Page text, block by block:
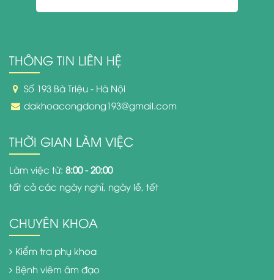
THÔNG TIN LIÊN HỆ
Số 193 Bà Triệu - Hà Nội
dakhoacongdong193@gmail.com
THỜI GIAN LÀM VIỆC
Làm việc từ: 8:00 - 20:00
tất cả các ngày nghỉ, ngày lễ, tết
CHUYÊN KHOA
Kiểm tra phụ khoa
Bệnh viêm âm đạo